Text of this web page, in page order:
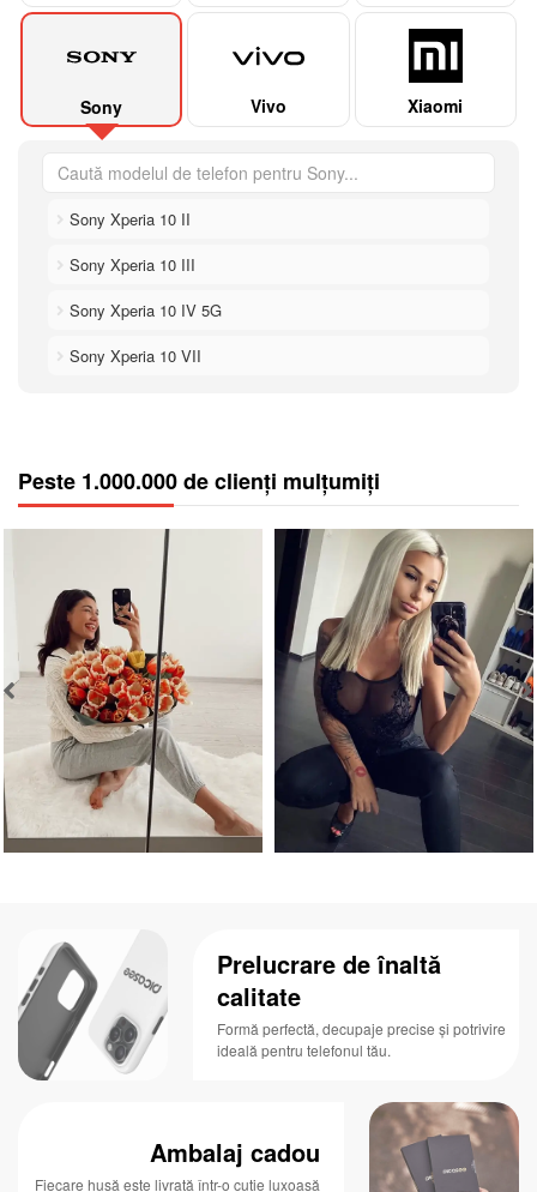
Sony Vivo Xiaomi
Sony Xperia 10 II
Sony Xperia 10 III
Sony Xperia 10 IV 5G
Sony Xperia 10 VII
Peste 1.000.000 de clienți mulțumiți
Prelucrare de înaltă
calitate
Formă perfectă, decupaje precise și potrivire
ideală pentru telefonul tău.
Ambalaj cadou
Fiecare husă este livrată într-o cutie luxoasă